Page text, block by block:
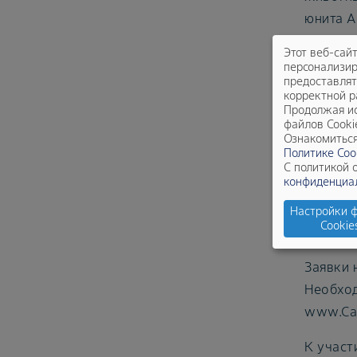
юнита
Как
Мы
Заявки
К
Этот веб-
корректной
Продолжая
файлов
Политике
С политикой
Настройки